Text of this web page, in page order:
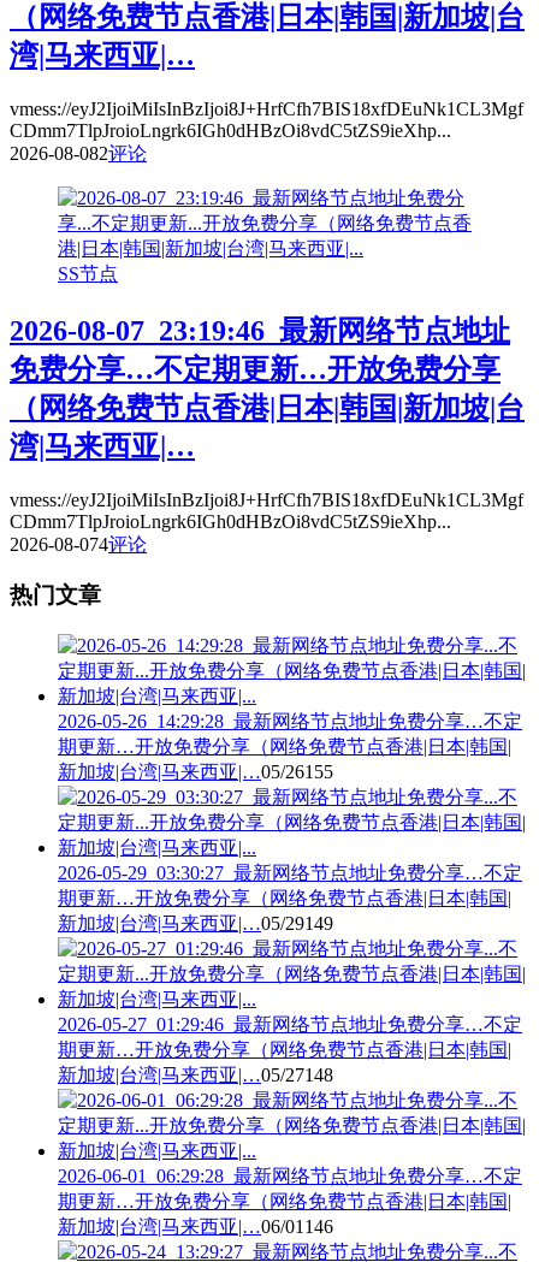
（网络免费节点香港|日本|韩国|新加坡|台
湾|马来西亚|…
vmess://eyJ2IjoiMiIsInBzIjoi8J+HrfCfh7BIS18xfDEuNk1CL3Mgf
CDmm7TlpJroioLngrk6IGh0dHBzOi8vdC5tZS9ieXhp...
2026-08-082评论
SS节点
2026-08-07_23:19:46_最新网络节点地址
免费分享…不定期更新…开放免费分享
（网络免费节点香港|日本|韩国|新加坡|台
湾|马来西亚|…
vmess://eyJ2IjoiMiIsInBzIjoi8J+HrfCfh7BIS18xfDEuNk1CL3Mgf
CDmm7TlpJroioLngrk6IGh0dHBzOi8vdC5tZS9ieXhp...
2026-08-074评论
热门文章
2026-05-26_14:29:28_最新网络节点地址免费分享…不定
期更新…开放免费分享（网络免费节点香港|日本|韩国|
新加坡|台湾|马来西亚|…05/26155
2026-05-29_03:30:27_最新网络节点地址免费分享…不定
期更新…开放免费分享（网络免费节点香港|日本|韩国|
新加坡|台湾|马来西亚|…05/29149
2026-05-27_01:29:46_最新网络节点地址免费分享…不定
期更新…开放免费分享（网络免费节点香港|日本|韩国|
新加坡|台湾|马来西亚|…05/27148
2026-06-01_06:29:28_最新网络节点地址免费分享…不定
期更新…开放免费分享（网络免费节点香港|日本|韩国|
新加坡|台湾|马来西亚|…06/01 146